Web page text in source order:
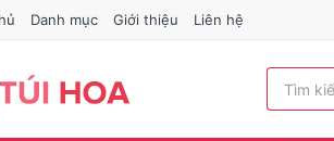
Danh mục Giới thiệu Liên hệ